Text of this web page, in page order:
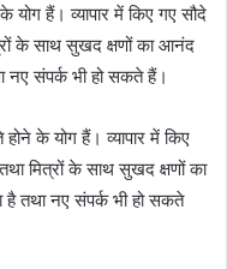
हैं। व्यापार में किए गए सौदे
के साथ सुखद क्षणों का आनंद
नए संपर्क भी हो सकते हैं।
के योग हैं। व्यापार में किए
मित्रों के साथ सुखद क्षणों का
तथा नए संपर्क भी हो सकते